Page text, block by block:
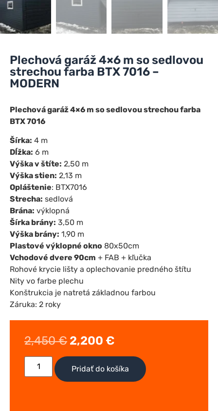
Plechová garáž 4×6 m so sedlovou
strechou farba BTX 7016 –
MODERN
Plechová garáž 4×6 m so sedlovou strechou farba
BTX 7016
Šírka: 4 m
Dĺžka: 6 m
Výška v štíte: 2,50 m
Výška stien: 2,13 m
Opláštenie: BTX7016
Strecha: sedlová
Brána: výklopná
Šírka brány: 3,50 m
Výška brány: 1,90 m
Plastové výklopné okno 80x50cm
Vchodové dvere 90cm + FAB + kľučka
Rohové krycie lišty a oplechovanie predného štítu
Nity vo farbe plechu
Konštrukcia je natretá základnou farbou
Záruka: 2 roky
2,450€ 2,200 €
Pridať do košíka